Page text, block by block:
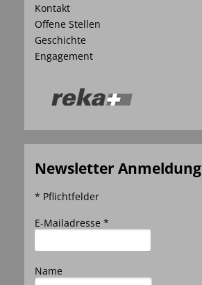
Kontakt
Offene Stellen
Geschichte
Engagement
Newsletter Anmeldung
* Pflichtfelder
E-Mailadresse *
Name